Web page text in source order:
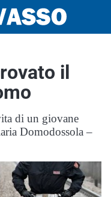
il
di un giovane
Domodossola –